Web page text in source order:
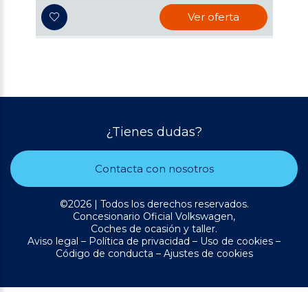
Ver oferta
¿Tienes dudas?
Contacta con nosotros
©2026 | Todos los derechos reservados.
Concesionario Oficial Volkswagen,
Coches de ocasión y taller.
Aviso legal – Política de privacidad – Uso de cookies –
Código de conducta – Ajustes de cookies